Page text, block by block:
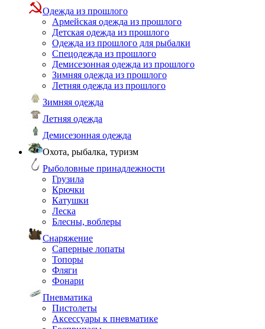
Одежда из прошлого
Армейская одежда из прошлого
Детская одежда из прошлого
Одежда из прошлого для рыбалки
Спецодежда из прошлого
Демисезонная одежда из прошлого
Зимняя одежда из прошлого
Летняя одежда из прошлого
Зимняя одежда
Летняя одежда
Демисезонная одежда
Охота, рыбалка, туризм
Рыболовные принадлежности
Грузила
Крючки
Катушки
Леска
Блесны, воблеры
Снаряжение
Саперные лопаты
Топоры
Фляги
Фонари
Пневматика
Пистолеты
Аксессуары к пневматике